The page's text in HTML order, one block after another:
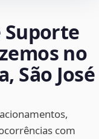
Suporte
no
São José
com